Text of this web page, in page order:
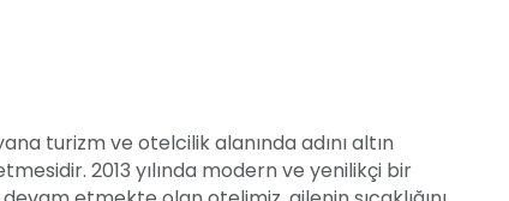
turizm ve otelcilik alanında adını altın
2013 yılında modern ve yenilikçi bir